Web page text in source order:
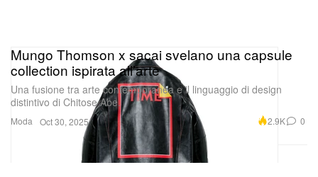
Moda
Mungo Thomson x sacai svelano una capsule
collection ispirata all’arte
Una fusione tra arte contemporanea e il linguaggio di design
distintivo di Chitose Abe.
Oct 30, 2025 2.9K 0